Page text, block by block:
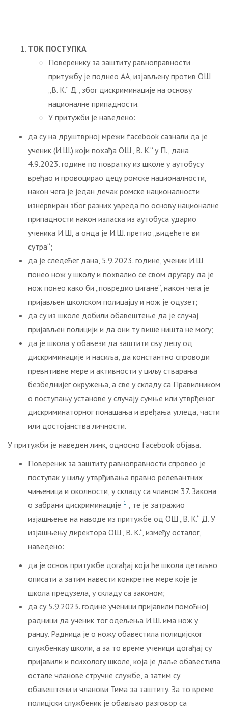
ТОК ПОСТУПКА
Поверенику за заштиту равноправности
притужбу је поднео AA, изјављену против ОШ
„В. К.“ Д., због дискриминације на основу
националне припадности.
У притужби је наведено:
да су на друштврној мрежи facebook сазнали да је
ученик (И.Ш.) који похађа ОШ „В. К.“ у П., дана
4.9.2023. године по повратку из школе у аутобусу
вређао и провоцирао децу ромске националности,
након чега је један дечак ромске националности
изнервиран због разних увреда по основу националне
припадности након изласка из аутобуса ударио
ученика И.Ш, а онда је И.Ш. претио „видећете ви
сутра“;
да је следећег дана, 5.9.2023. године, ученик И.Ш
понео нож у школу и похвалио се свом другару да је
нож понео како би „повредио цигане“, након чега је
пријављен школском полицајцу и нож је одузет;
да су из школе добили обавештење да је случај
пријављен полицији и да они ту више ништа не могу;
да је школа у обавези да заштити сву децу од
дискриминације и насиља, да константно спроводи
превнтивне мере и активности у циљу стварања
безбеднијег окружења, а све у складу са Правилником
о поступању установе у случају сумње или утврђеног
дискриминаторног понашања и вређања угледа, части
или достојанства личности.
У притужби је наведен линк, односно facebook објава.
Повереник за заштиту равноправности спровео је
поступак у циљу утврђивања правно релевантних
чињеница и околности, у складу са чланом 37. Закона
о забрани дискриминације[1], те је затражио
изјашњење на наводе из притужбе од ОШ „В. К.“ Д. У
изјашњењу директора ОШ „В. К.“, између осталог,
наведено:
да је основ притужбе догађај који ће школа детаљно
описати а затим навести конкретне мере које је
школа предузела, у складу са законом;
да су 5.9.2023. године ученици пријавили помоћној
радници да ученик тог одељења И.Ш. има нож у
ранцу. Радница је о ножу обавестила полицијског
службенкау школи, а за то време ученици догађај су
пријавили и психологу школе, која је даље обавестила
остале чланове стручне службе, а затим су
обавештени и чланови Тима за заштиту. За то време
полицјски службеник је обављао разговор са